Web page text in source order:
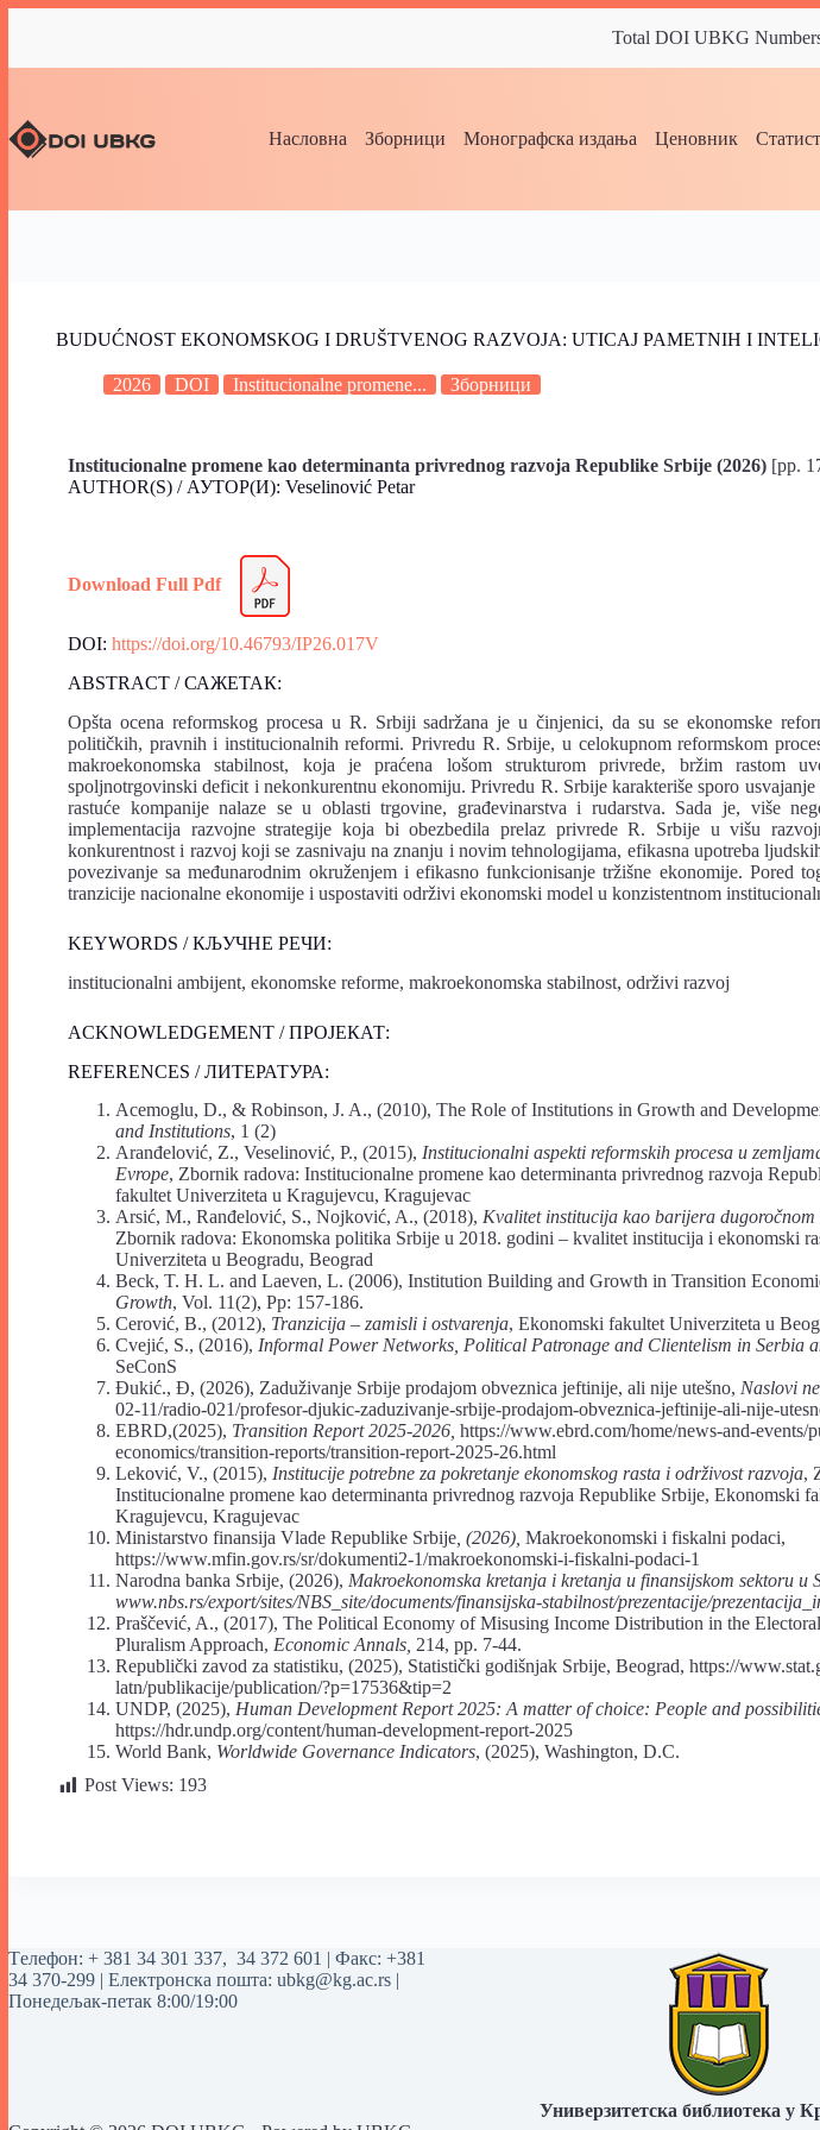
Total DOI UBKG
Насловна Зборници Монографска издања Ценовник
BUDUĆNOST EKONOMSKOG I DRUŠTVENOG RAZVOJA: UTICAJ PAMETNIH I
2026 DOI Institucionalne promene... Зборници
Institucionalne promene kao determinanta privrednog razvoja Republike Srbije (2026) [pp.
AUTHOR(S) / АУТОР(И): Veselinović Petar
Download Full Pdf
DOI: https://doi.org/10.46793/IP26.017V
ABSTRACT / САЖЕТАК:
Opšta ocena reformskog procesa u R. Srbiji sadržana je u činjenici, da su se ekonomske
političkih, pravnih i institucionalnih reformi. Privredu R. Srbije, u celokupnom reformskom
makroekonomska stabilnost, koja je praćena lošom strukturom privrede, bržim rastom
spoljnotrgovinski deficit i nekonkurentnu ekonomiju. Privredu R. Srbije karakteriše sporo
rastuće kompanije nalaze se u oblasti trgovine, građevinarstva i rudarstva. Sada je, više
implementacija razvojne strategije koja bi obezbedila prelaz privrede R. Srbije u višu
konkurentnost i razvoj koji se zasnivaju na znanju i novim tehnologijama, efikasna upotreba
povezivanje sa međunarodnim okruženjem i efikasno funkcionisanje tržišne ekonomije. Pored
tranzicije nacionalne ekonomije i uspostaviti održivi ekonomski model u konzistentnom
KEYWORDS / КЉУЧНЕ РЕЧИ:
institucionalni ambijent, ekonomske reforme, makroekonomska stabilnost, održivi razvoj
ACKNOWLEDGEMENT / ПРОЈЕКАТ:
REFERENCES / ЛИТЕРАТУРА:
Acemoglu, D., & Robinson, J. A., (2010), The Role of Institutions in Growth and
and Institutions, 1 (2)
Aranđelović, Z., Veselinović, P., (2015), Institucionalni aspekti reformskih procesa u
Evrope, Zbornik radova: Institucionalne promene kao determinanta privrednog razvoja
fakultet Univerziteta u Kragujevcu, Kragujevac
Arsić, M., Ranđelović, S., Nojković, A., (2018), Kvalitet institucija kao barijera
Zbornik radova: Ekonomska politika Srbije u 2018. godini – kvalitet institucija i ekonomski
Univerziteta u Beogradu, Beograd
Beck, T. H. L. and Laeven, L. (2006), Institution Building and Growth in Transition
Growth, Vol. 11(2), Pp: 157-186.
Cerović, B., (2012), Tranzicija – zamisli i ostvarenja, Ekonomski fakultet Univerziteta u
Cvejić, S., (2016), Informal Power Networks, Political Patronage and Clientelism in Serbia
SeConS
Đukić., Đ, (2026), Zaduživanje Srbije prodajom obveznica jeftinije, ali nije utešno, Naslovi
02-11/radio-021/profesor-djukic-zaduzivanje-srbije-prodajom-obveznica-jeftinije-ali-nije-
EBRD,(2025), Transition Report 2025-2026, https://www.ebrd.com/home/news-and-events/
economics/transition-reports/transition-report-2025-26.html
Leković, V., (2015), Institucije potrebne za pokretanje ekonomskog rasta i održivost razvoja,
Institucionalne promene kao determinanta privrednog razvoja Republike Srbije, Ekonomski
Kragujevcu, Kragujevac
Ministarstvo finansija Vlade Republike Srbije , (2026), Makroekonomski i fiskalni podaci,
https://www.mfin.gov.rs/sr/dokumenti2-1/makroekonomski-i-fiskalni-podaci-1
Narodna banka Srbije, (2026), Makroekonomska kretanja i kretanja u finansijskom sektoru u
www.nbs.rs/export/sites/NBS_site/documents/finansijska-stabilnost/prezentacije/
Praščević, A., (2017), The Political Economy of Misusing Income Distribution in the
Pluralism Approach, Economic Annals, 214, pp. 7-44.
Republički zavod za statistiku, (2025), Statistički godišnjak Srbije, Beograd, https://
latn/publikacije/publication/?p=17536&tip=2
UNDP, (2025), Human Development Report 2025: A matter of choice: People and
https://hdr.undp.org/content/human-development-report-2025
World Bank, Worldwide Governance Indicators, (2025), Washington, D.C.
Post Views: 193
Tелефон: + 381 34 301 337, 34 372 601 | Факс: +381
34 370-299 | Електронска пошта: ubkg@kg.ac.rs |
Понедељак-петак 8:00/19:00
Универзитетска библиотека у